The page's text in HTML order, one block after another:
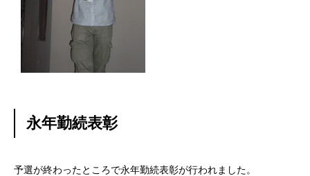
永年勤続表彰
予選が終わったところで永年勤続表彰が行われました。